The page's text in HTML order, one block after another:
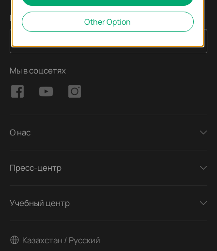
Подпишитесь на рассылку
Мы в соцсетях
О нас
Пресс-центр
Учебный центр
Казахстан / Русский
Other Option